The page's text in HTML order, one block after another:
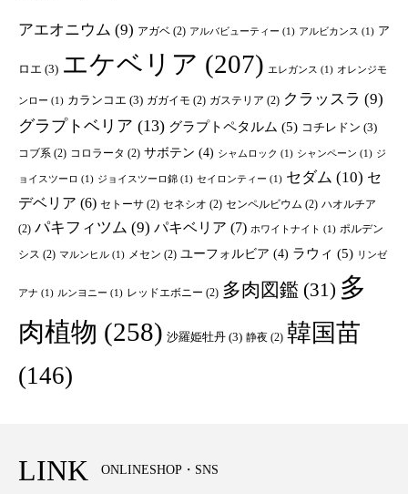
アエオニウム (9) アガベ (2) アルバビューティー (1) アルビカンス (1) ア
ロエ (3) エケベリア (207) エレガンス (1) オレンジモ
ンロー (1) カランコエ (3) ガガイモ (2) ガステリア (2) クラッスラ (9)
グラプトベリア (13) グラプトペタルム (5) コチレドン (3)
コブ系 (2) コロラータ (2) サボテン (4) シャムロック (1) シャンペーン (1) ジ
ョイスツーロ (1) ジョイスツーロ錦 (1) セイロンティー (1) セダム (10) セ
デベリア (6) セトーサ (2) セネシオ (2) センペルビウム (2) ハオルチア
(2) パキフィツム (9) パキベリア (7) ホワイトナイト (1) ポルデン
シス (2) マルンヒル (1) メセン (2) ユーフォルビア (4) ラウィ (5) リンゼ
アナ (1) ルンヨニー (1) レッドエボニー (2) 多肉図鑑 (31) 多
肉植物 (258) 沙羅姫牡丹 (3) 静夜 (2) 韓国苗
(146)
LINK ONLINESHOP・SNS